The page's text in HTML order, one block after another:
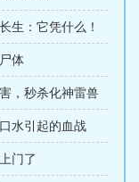
生：它凭什么！
体
，秒杀化神雷兽
水引起的血战
门了